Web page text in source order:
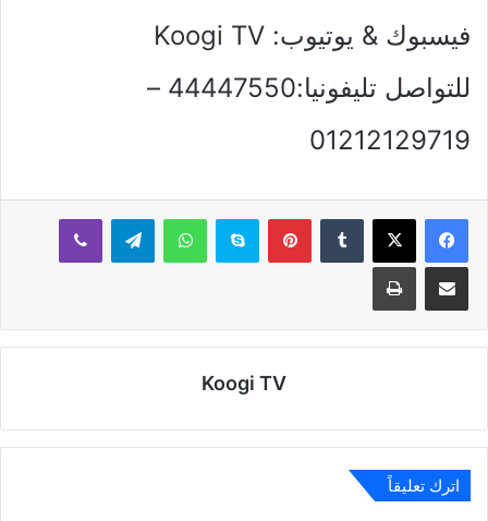
فيسبوك & يوتيوب: Koogi TV
للتواصل تليفونيا:44447550 –
01212129719
بينتيريستسكايب واتساب تيلقرام ڤايبر
مشاركة عبر البريد طباعة
Koogi TV
اترك تعليقاً